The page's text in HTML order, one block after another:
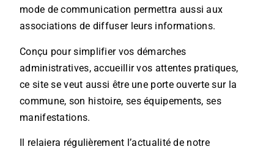
mode de communication permettra aussi aux
associations de diffuser leurs informations.
Conçu pour simplifier vos démarches
administratives, accueillir vos attentes pratiques,
ce site se veut aussi être une porte ouverte sur la
commune, son histoire, ses équipements, ses
manifestations.
Il relaiera régulièrement l’actualité de notre